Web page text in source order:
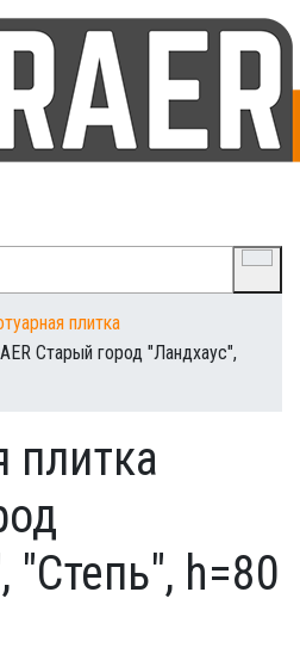
плитка
Старый город "Ландхаус",
плитка
"Степь", h=80